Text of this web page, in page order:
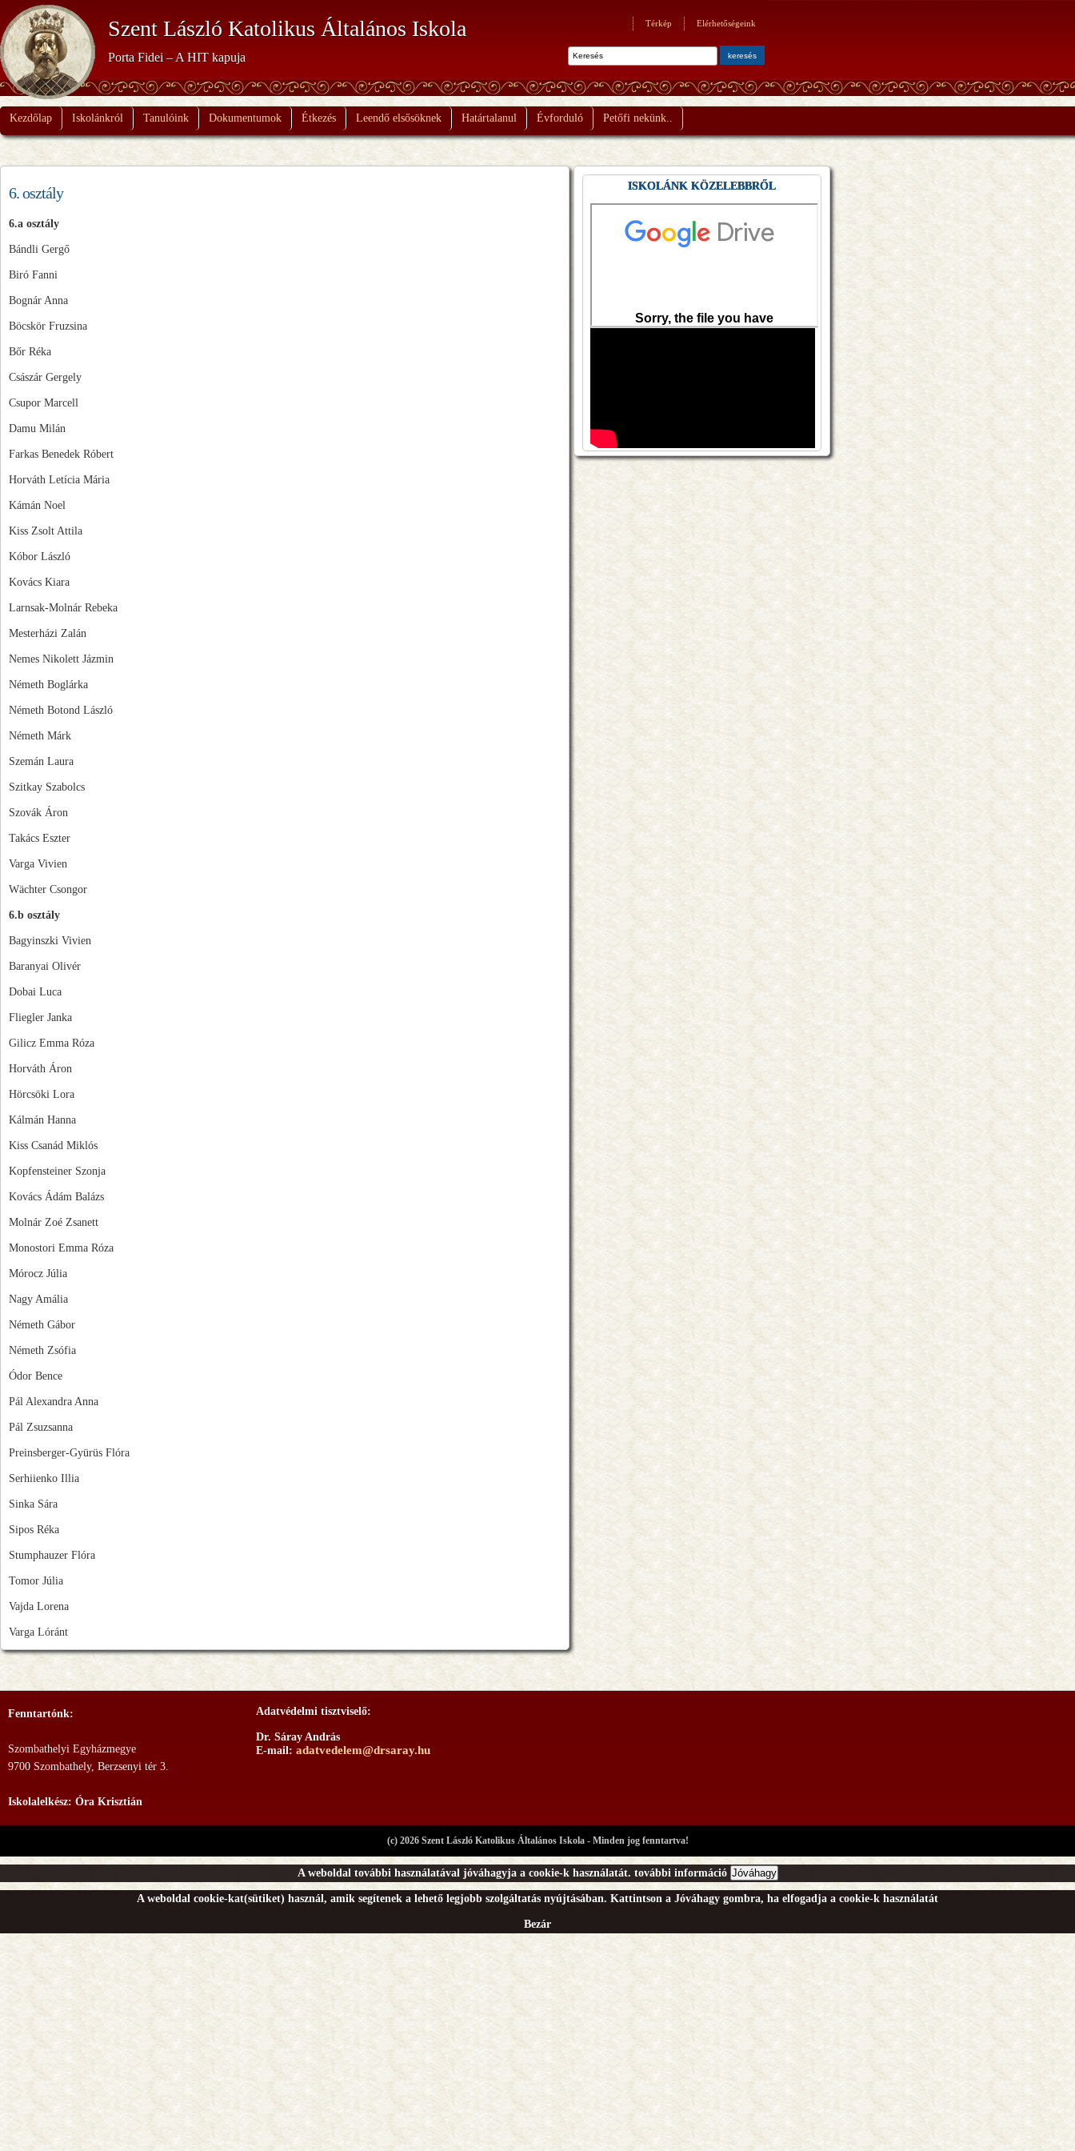
Elérhetőségeink
Térkép
Szent László Katolikus Általános Iskola
Porta Fidei – A HIT kapuja
Kezdőlap Iskolánkról Tanulóink Dokumentumok Étkezés Leendő elsősöknek Határtalanul Évforduló Petőfi nekünk..
6. osztály
6.a osztály
Bándli Gergő
Biró Fanni
Bognár Anna
Böcskör Fruzsina
Bőr Réka
Császár Gergely
Csupor Marcell
Damu Milán
Farkas Benedek Róbert
Horváth Letícia Mária
Kámán Noel
Kiss Zsolt Attila
Kóbor László
Kovács Kiara
Larnsak-Molnár Rebeka
Mesterházi Zalán
Nemes Nikolett Jázmin
Németh Boglárka
Németh Botond László
Németh Márk
Szemán Laura
Szitkay Szabolcs
Szovák Áron
Takács Eszter
Varga Vivien
Wächter Csongor
6.b osztály
Bagyinszki Vivien
Baranyai Olivér
Dobai Luca
Fliegler Janka
Gilicz Emma Róza
Horváth Áron
Hörcsöki Lora
Kálmán Hanna
Kiss Csanád Miklós
Kopfensteiner Szonja
Kovács Ádám Balázs
Molnár Zoé Zsanett
Monostori Emma Róza
Mórocz Júlia
Nagy Amália
Németh Gábor
Németh Zsófia
Ódor Bence
Pál Alexandra Anna
Pál Zsuzsanna
Preinsberger-Gyürüs Flóra
Serhiienko Illia
Sinka Sára
Sipos Réka
Stumphauzer Flóra
Tomor Júlia
Vajda Lorena
Varga Lóránt
ISKOLÁNK KÖZELEBBRŐL
Fenntartónk:
Szombathelyi Egyházmegye
9700 Szombathely, Berzsenyi tér 3.
Iskolalelkész: Óra Krisztián
Adatvédelmi tisztviselő:
Dr. Sáray András
E-mail: adatvedelem@drsaray.hu
(c) 2026 Szent László Katolikus Általános Iskola - Minden jog fenntartva!
A weboldal további használatával jóváhagyja a cookie-k használatát. további információ Jóváhagy
A weboldal cookie-kat(sütiket) használ, amik segítenek a lehető legjobb szolgáltatás nyújtásában. Kattintson a Jóváhagy gombra, ha elfogadja a cookie-k használatát
Bezár